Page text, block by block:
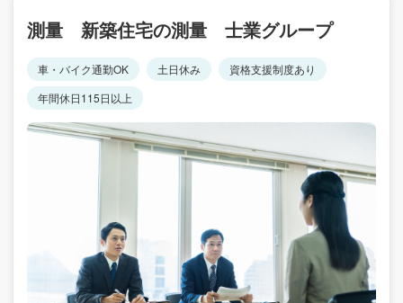
測量 新築住宅の測量 士業グループ
車・バイク通勤OK 土日休み
資格支援制度あり
年間休日115日以上